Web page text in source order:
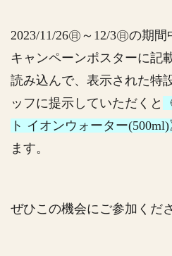
2023/11/26㊐～12/3㊐の期
キャンペーンポスターに記
読み込んで、表示された特
ッフに提示していただくと
ト イオンウォーター(500ml)
ます。
ぜひこの機会にご参加くだ